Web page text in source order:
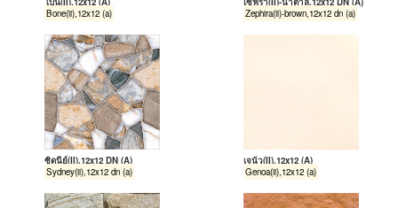
Bone(ii),12x12 (a)
Zephira(ii)-brown,12x12 dn (a)
ซิดนีย์(II),12x12 DN (A)
Sydney(ii),12x12 dn (a)
เจนัว(II),12x12 (A)
Genoa(ii),12x12 (a)